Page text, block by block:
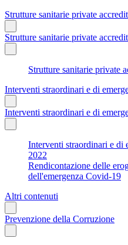
Strutture sanitarie private
Strutture sanitarie private
Strutture sanitarie private
Interventi straordinari e di
Interventi straordinari e di
Interventi straordinari e di
2022
Rendicontazione delle
dell'emergenza Covid-19
Altri contenuti
Prevenzione della Corruzione